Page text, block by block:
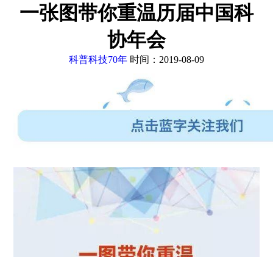
一张图带你重温历届中国科
协年会
科普科技70年 时间：2019-08-09